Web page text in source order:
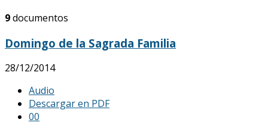
9documentos
Domingo de la Sagrada Familia
28/12/2014
Audio
Descargar en PDF
00